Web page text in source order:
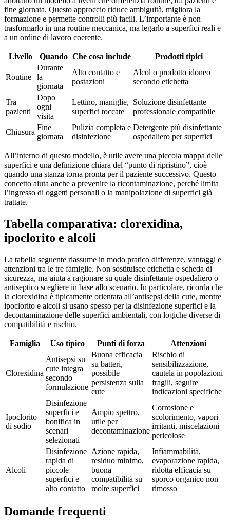
fine giornata. Questo approccio riduce ambiguità, migliora la
formazione e permette controlli più facili. L’importante è non
trasformarlo in una routine meccanica, ma legarlo a superfici reali e
a un ordine di lavoro coerente.
Livello Quando Che cosa include Prodotti tipici
Routine
Durante
la
giornata
Alto contatto e
postazioni
Alcol o prodotto idoneo
secondo etichetta
Tra
pazienti
Dopo
ogni
visita
Lettino, maniglie,
superfici toccate
Soluzione disinfettante
professionale compatibile
Chiusura
Fine
giornata
Pulizia completa e
disinfezione
Detergente più disinfettante
ospedaliero per superfici
All’interno di questo modello, è utile avere una piccola mappa delle
superfici e una definizione chiara del “punto di ripristino”, cioè
quando una stanza torna pronta per il paziente successivo. Questo
concetto aiuta anche a prevenire la ricontaminazione, perché limita
l’ingresso di oggetti personali o la manipolazione di superfici già
trattate.
Tabella comparativa: clorexidina,
ipoclorito e alcoli
La tabella seguente riassume in modo pratico differenze, vantaggi e
attenzioni tra le tre famiglie. Non sostituisce etichetta e scheda di
sicurezza, ma aiuta a ragionare su quale disinfettante ospedaliero o
antiseptico scegliere in base allo scenario. In particolare, ricorda che
la clorexidina è tipicamente orientata all’antisepsi della cute, mentre
ipoclorito e alcoli si usano spesso per la disinfezione superfici e la
decontaminazione delle superfici ambientali, con logiche diverse di
compatibilità e rischio.
Famiglia Uso tipico Punti di forza Attenzioni
Clorexidina
Antisepsi su
cute integra
secondo
formulazione
Buona efficacia
su batteri,
possibile
persistenza sulla
cute
Rischio di
sensibilizzazione,
cautela in popolazioni
fragili, seguire
indicazioni specifiche
Ipoclorito
di sodio
Disinfezione
superfici e
bonifica in
scenari
selezionati
Ampio spettro,
utile per
decontaminazione
Corrosione e
scolorimento, vapori
irritanti, miscelazioni
pericolose
Alcoli
Disinfezione
rapida di
piccole
superfici e
alto contatto
Azione rapida,
residuo minimo,
buona
compatibilità su
molte superfici
Infiammabilità,
evaporazione rapida,
ridotta efficacia su
sporco organico non
rimosso
Domande frequenti